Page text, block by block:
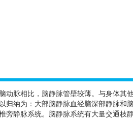
动脉相比，脑静脉管壁较薄。与身体其
归纳为：大部脑静脉血经脑深部静脉和
旁静脉系统。脑静脉系统有大量交通枝